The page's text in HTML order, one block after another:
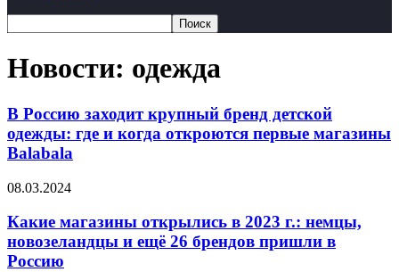
Новости: одежда
В Россию заходит крупный бренд детской
одежды: где и когда откроются первые магазины
Balabala
08.03.2024
Какие магазины открылись в 2023 г.: немцы,
новозеландцы и ещё 26 брендов пришли в
Россию